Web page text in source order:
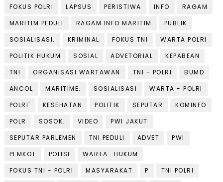
FOKUS POLRI
LAPSUS PERISTIWA INFO
RAGAM
MARITIM PEDULI
RAGAM INFO MARITIM
PUBLIK
SOSIALISASI.
KRIMINAL FOKUS TNI
WARTA POLRI
POLITIK HUKUM
SOSIAL ADVETORIAL
KEPABEAN
TNI
ORGANISASI WARTAWAN TNI - POLRI
BUMD
ANCOL
MARITIME. SOSIALISASI
WARTA - POLRI
POLRI'
KESEHATAN POLITIK SEPUTAR
KOMINFO
POLR
SOSOK. VIDEO
PWI JAKUT
SEPUTAR PARLEMEN
TNI PEDULI ADVET
PWI
PEMKOT
POLISI
WARTA- HUKUM
FOKUS TNI - POLRI
MASYARAKAT P
TNI POLRI